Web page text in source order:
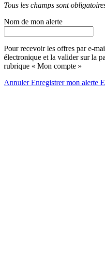
Tous les champs sont
Nom de mon alerte
Pour recevoir les offres par e-
électronique et la valider sur la
rubrique « Mon compte »
AnnulerEnregistrer mon alerte